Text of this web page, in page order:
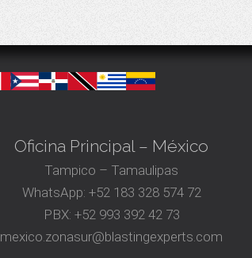
Oficina Principal – México
Tampico – Tamaulipas
WhatsApp: +52 183 328 574 72
PBX: +52 993 392 42 73
mexico.zonasur@blastingexperts.com